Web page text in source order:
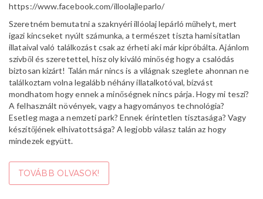
https://www.facebook.com/illoolajleparlo/
Szeretném bemutatni a szaknyéri illóolaj lepárló műhelyt, mert
igazi kincseket nyúlt számunka, a természet tiszta hamisítatlan
illataival való találkozást csak az érheti aki már kipróbálta. Ajánlom
szívből és szeretettel, hisz oly kiváló minőség hogy a csalódás
biztosan kizárt! Talán már nincs is a világnak szeglete ahonnan ne
találkoztam volna legalább néhány illatalkotóval, bízvást
mondhatom hogy ennek a minőségnek nincs párja. Hogy mi teszi?
A felhasznált növények, vagy a hagyományos technológia?
Esetleg maga a nemzeti park? Ennek érintetlen tisztasága? Vagy
készítőjének elhivatottsága? A legjobb válasz talán az hogy
mindezek együtt.
TOVÁBB OLVASOK!